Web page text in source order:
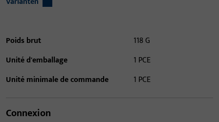
Poids brut
118 G
Unité d'emballage
1 PCE
Unité minimale de commande
1 PCE
Connexion